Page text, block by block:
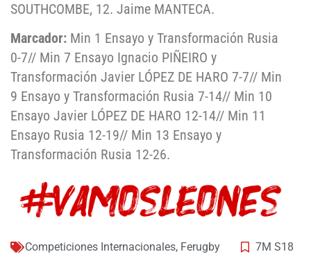
SOUTHCOMBE, 12. Jaime MANTECA.
Marcador: Min 1 Ensayo y Transformación Rusia
0-7// Min 7 Ensayo Ignacio PIÑEIRO y
Transformación Javier LÓPEZ DE HARO 7-7// Min
9 Ensayo y Transformación Rusia 7-14// Min 10
Ensayo Javier LÓPEZ DE HARO 12-14// Min 11
Ensayo Rusia 12-19// Min 13 Ensayo y
Transformación Rusia 12-26.
Competiciones Internacionales, Ferugby 7M S18